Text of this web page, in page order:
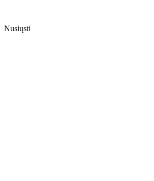
Nusiųsti